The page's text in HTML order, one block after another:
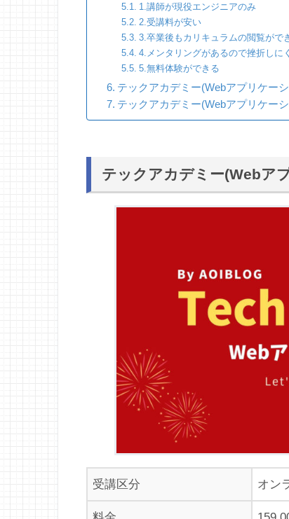
1.講師が現役エンジニアのみ
2.受講料が安い
3.卒業後もカリキュラムの閲覧がで
4.メンタリングがあるので挫折しに
5.無料体験ができる
テックアカデミー(Webアプリケー
テックアカデミー(Webアプリケー
テックアカデミー(Webア
受講区分 オン